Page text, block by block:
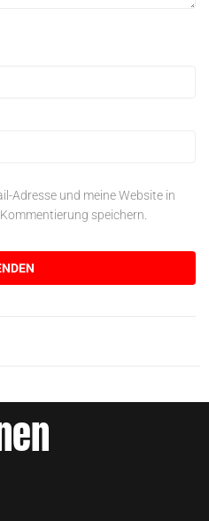
Adresse und meine Website in
speichern.